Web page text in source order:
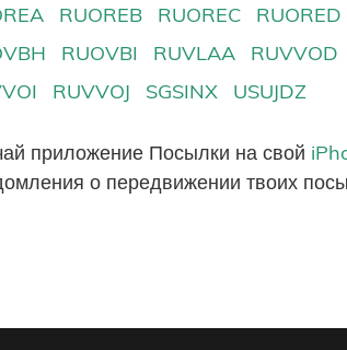
RUOREB RUOREC RUORED
RUOVBI RUVLAA RUVVOD
RUVVOJ SGSINX USUJDZ
приложение Посылки на свой
о передвижении твоих